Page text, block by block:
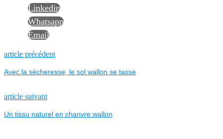
Linkedin
Whatsapp
Email
NAVIGATION
DE
L’ARTICLE
article précédentPrevious
Avec la sécheresse, le sol wallon se tasse
article suivantNext
Un tissu naturel en chanvre wallon